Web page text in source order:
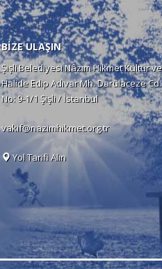
BİZE ULAŞIN
Şişli Belediyesi Nâzım Hikmet Kültür
Halide Edip Adıvar Mh. Darülaceze Cd.
No: 9-1/1 Şişli / İstanbul
vakif@nazimhikmet.org.tr
Yol Tarifi Alın